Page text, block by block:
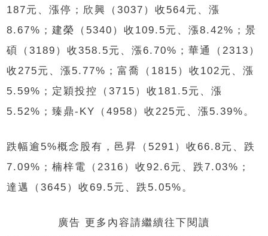
187元、漲停；欣興（3037）收564元、漲
8.67%；建榮（5340）收109.5元、漲8.42%；景
碩（3189）收358.5元、漲6.70%；華通（2313）
收275元、漲5.77%；富喬（1815）收102元、漲
5.59%；定穎投控（3715）收181.5元、漲
5.52%；臻鼎-KY（4958）收225元、漲5.39%。
跌幅逾5%概念股有，邑昇（5291）收66.8元、跌
7.09%；楠梓電（2316）收92.6元、跌7.03%；
達邁（3645）收69.5元、跌5.05%。
廣告 更多內容請繼續往下閱讀